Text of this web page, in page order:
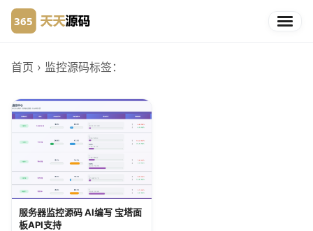
首页 › 监控源码标签：
服务器监控源码 AI编写 宝塔面
板API支持